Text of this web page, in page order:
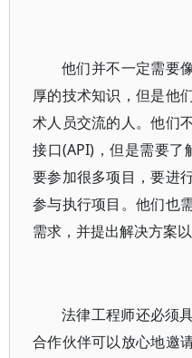
他们并不一定需要
厚的技术知识，但是他
术人员交流的人。他们
接口(API)，但是需要了
要参加很多项目，要进
参与执行项目。他们也
需求，并提出解决方案以
法律工程师还必须
合作伙伴可以放心地邀